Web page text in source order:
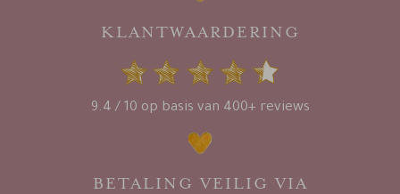
KLANTWAARDERING
9.4 / 10 op basis van 400+ reviews
BETALING VEILIG VIA